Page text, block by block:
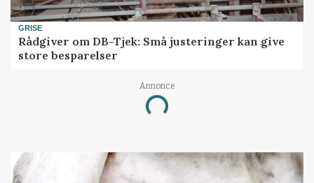
GRISE
Rådgiver om DB-Tjek: Små justeringer kan give
store besparelser
Annonce
Loading...